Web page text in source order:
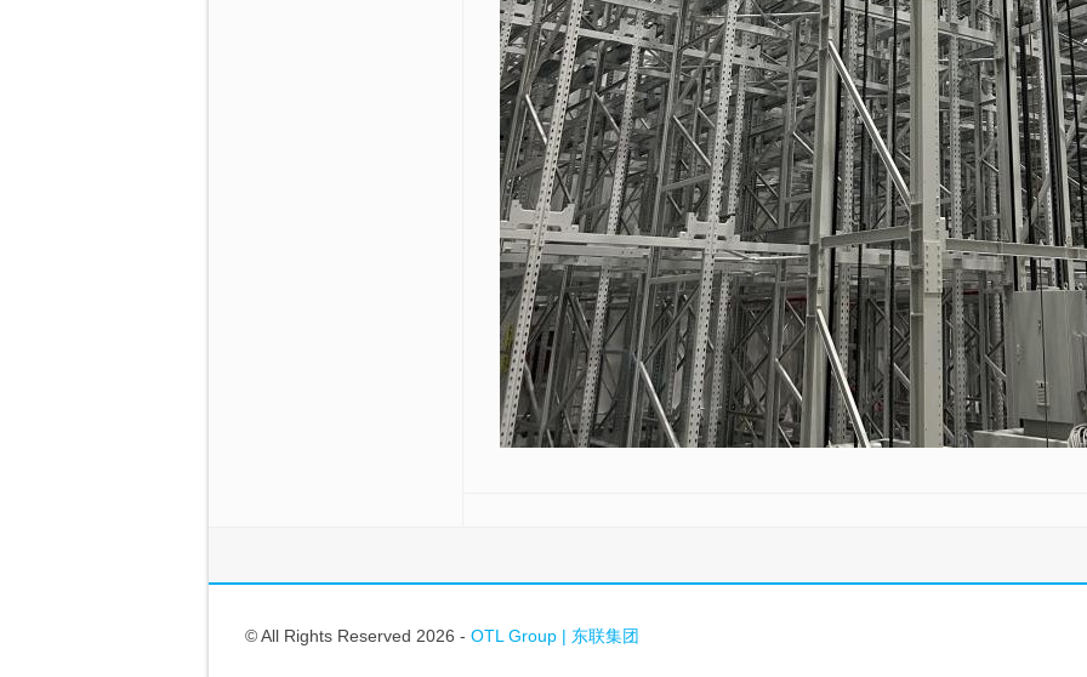
© All Rights Reserved 2026 - OTL Group | 东联集团